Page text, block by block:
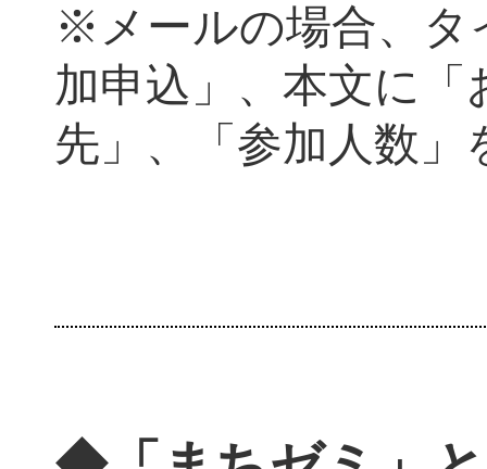
※メールの場合、タ
加申込」、本文に
先」、「参加人数